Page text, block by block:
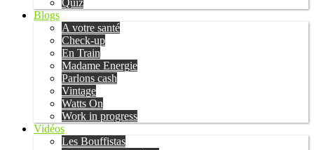
Quiz
Blogs
A votre santé
Check-up
En Train
Madame Energie
Parlons cash
Vintage
Watts On
Work in progress
Vidéos
Les Bouffistas